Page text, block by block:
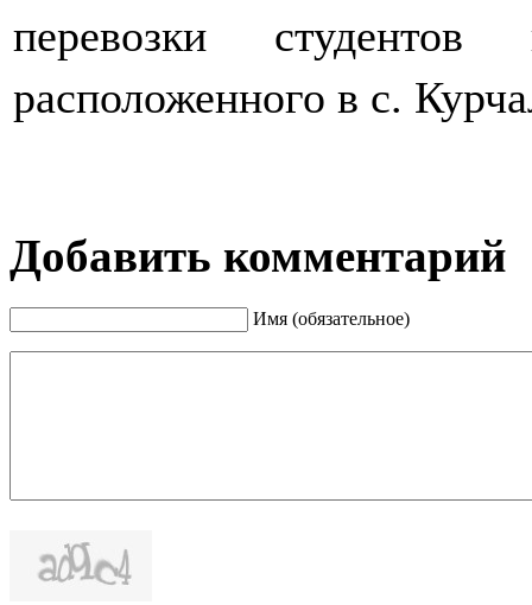
перевозки
расположенного в с.
Добавить комментарий
Имя (обязательное)